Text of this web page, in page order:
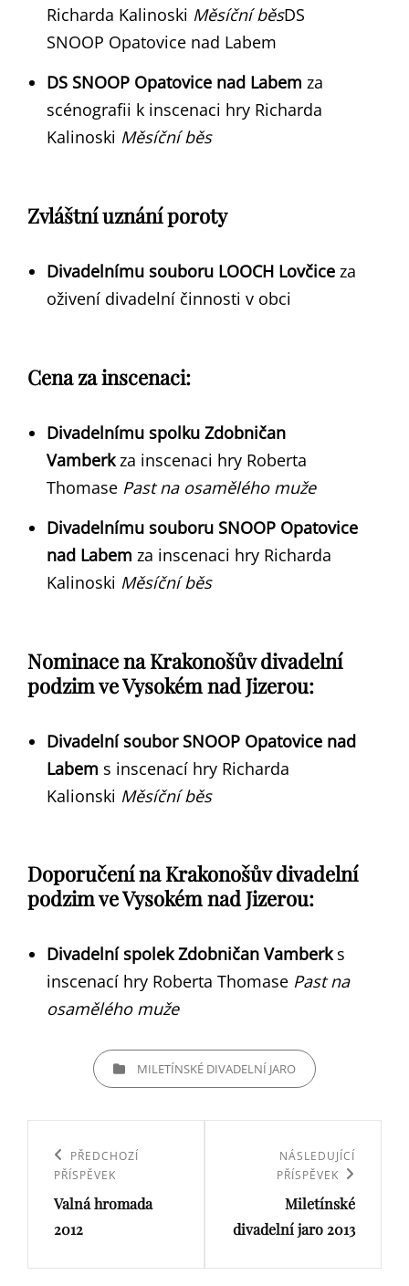
Richarda Kalinoski Měsíční běsDS
SNOOP Opatovice nad Labem
DS SNOOP Opatovice nad Labem za
scénografii k inscenaci hry Richarda
Kalinoski Měsíční běs
Zvláštní uznání poroty
Divadelnímu souboru LOOCH Lovčice za
oživení divadelní činnosti v obci
Cena za inscenaci:
Divadelnímu spolku Zdobničan
Vamberkza inscenaci hry Roberta
Thomase Past na osamělého muže
Divadelnímu souboru SNOOP Opatovice
nad Labem za inscenaci hry Richarda
Kalinoski Měsíční běs
Nominace na Krakonošův divadelní
podzim ve Vysokém nad Jizerou:
Divadelní soubor SNOOP Opatovice nad
Labem s inscenací hry Richarda
Kalionski Měsíční běs
Doporučení na Krakonošův divadelní
podzim ve Vysokém nad Jizerou:
Divadelní spolek Zdobničan Vamberks
inscenací hry Roberta Thomase Past na
osamělého muže
CATEGORIESMILETÍNSKÉ DIVADELNÍ JARO
pro
příspěvek
Previous
PŘEDCHOZÍ
PŘÍSPĚVEK
Valná hromada
2012
NÁSLEDUJÍCÍ
PŘÍSPĚVEK
Miletínské
divadelní jaro 2013